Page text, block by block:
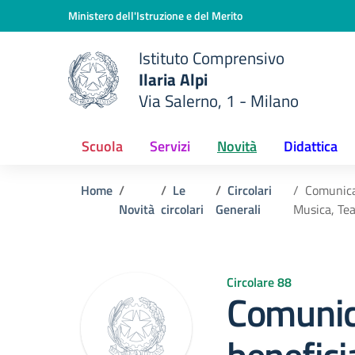
Vai ai contenuti
Vai al menu di navigazioneMinistero dell'Istruzione e del Merito
scuola
Istituto Comprensivo
Ilaria Alpi
Via Salerno, 1 - Milano
Scuola Servizi Novità Didattica
Home
Novità
Le
circolari
Circolari
Generali
Musica,
Circolare 88